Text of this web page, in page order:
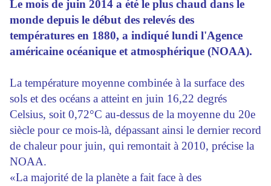
Le mois de juin 2014 a été le plus chaud dans le
monde depuis le début des relevés des
températures en 1880, a indiqué lundi l'Agence
américaine océanique et atmosphérique (NOAA).
La température moyenne combinée à la surface des
sols et des océans a atteint en juin 16,22 degrés
Celsius, soit 0,72°C au-dessus de la moyenne du 20e
siècle pour ce mois-là, dépassant ainsi le dernier record
de chaleur pour juin, qui remontait à 2010, précise la
NOAA.
«La majorité de la planète a fait face à des